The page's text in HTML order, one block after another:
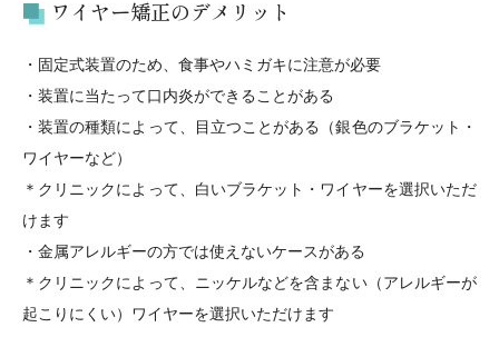
ワイヤー矯正のデメリット
・固定式装置のため、食事やハミガキに注意が必要
・装置に当たって口内炎ができることがある
・装置の種類によって、目立つことがある（銀色のブラケット・
ワイヤーなど）
＊クリニックによって、白いブラケット・ワイヤーを選択いただ
けます
・金属アレルギーの方では使えないケースがある
＊クリニックによって、ニッケルなどを含まない（アレルギーが
起こりにくい）ワイヤーを選択いただけます